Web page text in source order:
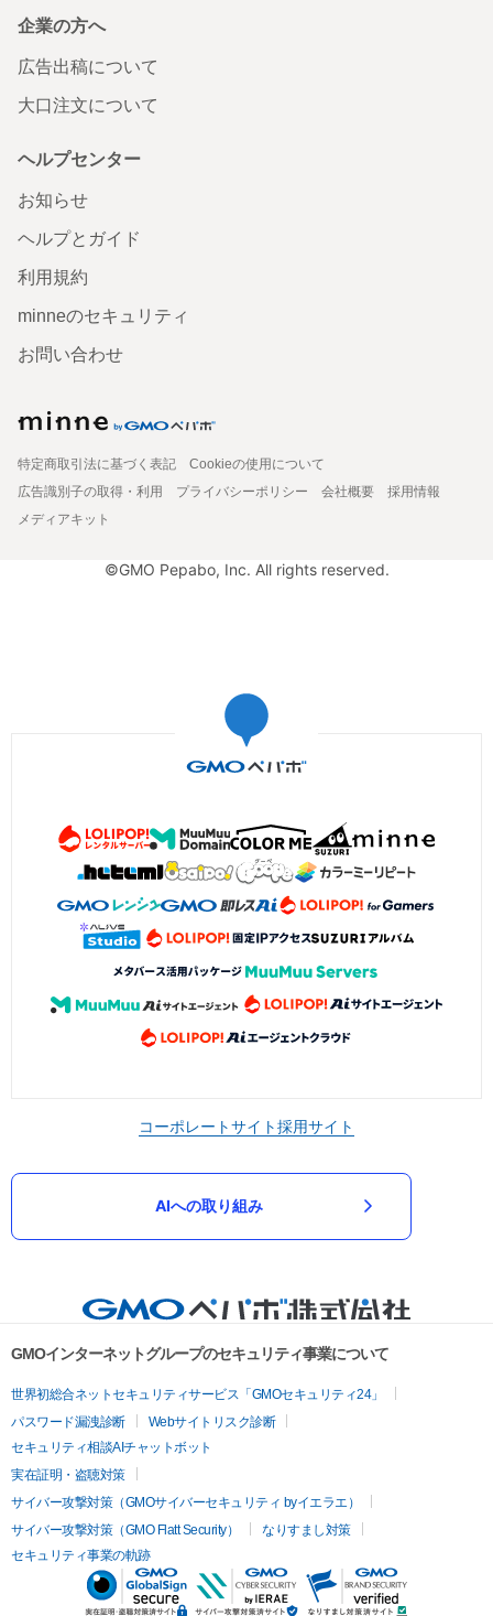
企業の方へ
広告出稿について
大口注文について
ヘルプセンター
お知らせ
ヘルプとガイド
利用規約
minneのセキュリティ
お問い合わせ
特定商取引法に基づく表記
Cookieの使用について
広告識別子の取得・利用
プライバシーポリシー 会社概要
採用情報
メディアキット
©GMO Pepabo, Inc. All rights reserved.
コーポレートサイト採用サイト
AIへの取り組み
GMOインターネットグループのセキュリティ事業について
世界初総合ネットセキュリティサービス「GMOセキュリティ24」
パスワード漏洩診断
Webサイトリスク診断
セキュリティ相談AIチャットボット
実在証明・盗聴対策
サイバー攻撃対策（GMOサイバーセキュリティ byイエラエ）
サイバー攻撃対策（GMO Flatt Security）
なりすまし対策
セキュリティ事業の軌跡